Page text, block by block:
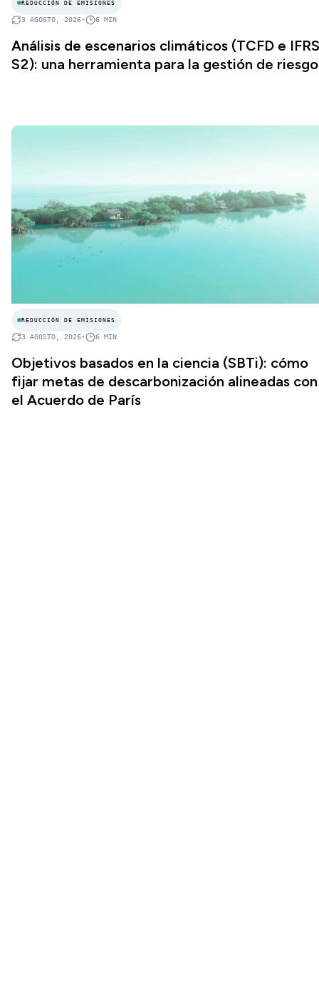
REDUCCIÓN DE EMISIONES
3 AGOSTO, 2026• 6 MIN
Análisis de escenarios climáticos (TCFD e IFRS
S2): una herramienta para la gestión de
REDUCCIÓN DE EMISIONES
3 AGOSTO, 2026• 6 MIN
Objetivos basados en la ciencia (SBTi): cómo
fijar metas de descarbonización alineadas con
el Acuerdo de París